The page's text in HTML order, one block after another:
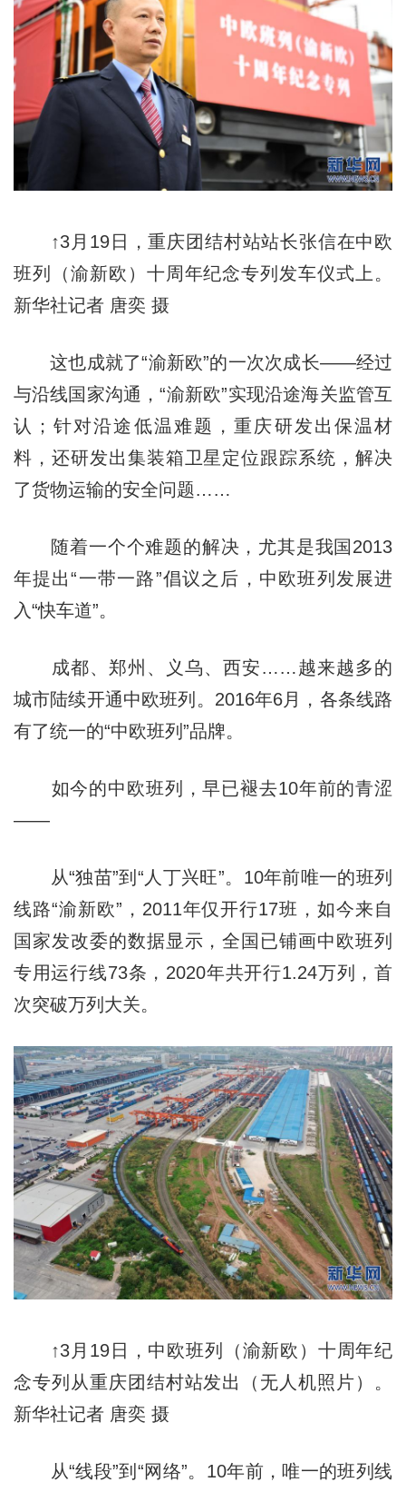
↑3月19日，重庆团结村站站长张信在中欧
班列（渝新欧）十周年纪念专列发车仪式上。
新华社记者 唐奕 摄
这也成就了“渝新欧”的一次次成长——经过
与沿线国家沟通，“渝新欧”实现沿途海关监管互
认；针对沿途低温难题，重庆研发出保温材
料，还研发出集装箱卫星定位跟踪系统，解决
了货物运输的安全问题……
随着一个个难题的解决，尤其是我国2013
年提出“一带一路”倡议之后，中欧班列发展进
入“快车道”。
成都、郑州、义乌、西安……越来越多的
城市陆续开通中欧班列。2016年6月，各条线路
有了统一的“中欧班列”品牌。
如今的中欧班列，早已褪去10年前的青涩
——
从“独苗”到“人丁兴旺”。10年前唯一的班列
线路“渝新欧”，2011年仅开行17班，如今来自
国家发改委的数据显示，全国已铺画中欧班列
专用运行线73条，2020年共开行1.24万列，首
次突破万列大关。
↑3月19日，中欧班列（渝新欧）十周年纪
念专列从重庆团结村站发出（无人机照片）。
新华社记者 唐奕 摄
从“线段”到“网络”。10年前，唯一的班列线